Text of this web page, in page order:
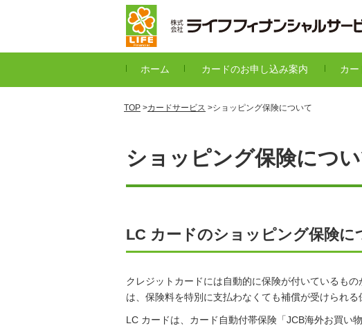
ホーム カードのお申し込み案内 カー
TOP >カードサービス >ショッピング保険について
ショッピング保険につ
LC カードのショッピング保険に
クレジットカードには自動的に保険が付いているも
は、保険料を特別に支払わなくても補償が受けられる
LC カードは、カード自動付帯保険「JCB海外お買い